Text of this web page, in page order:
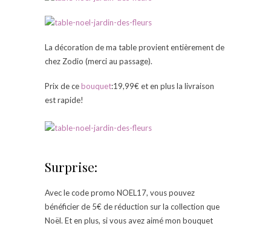
La décoration de ma table provient entièrement de
chez Zodio (merci au passage).
Prix de cebouquet:19,99€ et en plus la livraison
est rapide!
Surprise:
Avec le code promo NOEL17, vous pouvez
bénéficier de 5€ de réduction sur la collection que
Noël. Et en plus, si vous avez aimé mon bouquet